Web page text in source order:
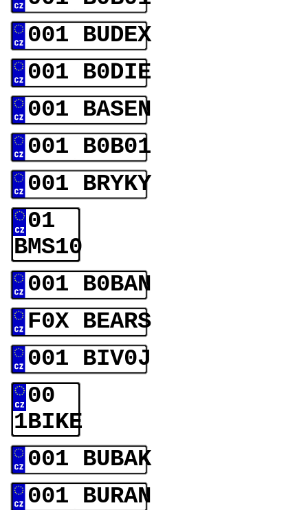
001 BUDEX
001 B0DIE
001 BASEN
001 B0B01
001 BRYKY
01
BMS10
001 B0BAN
F0X BEARS
001 BIV0J
00
1BIKE
001 BUBAK
001 BURAN